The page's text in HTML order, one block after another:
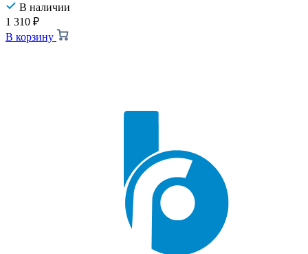
В наличии
1 310 ₽
В корзину